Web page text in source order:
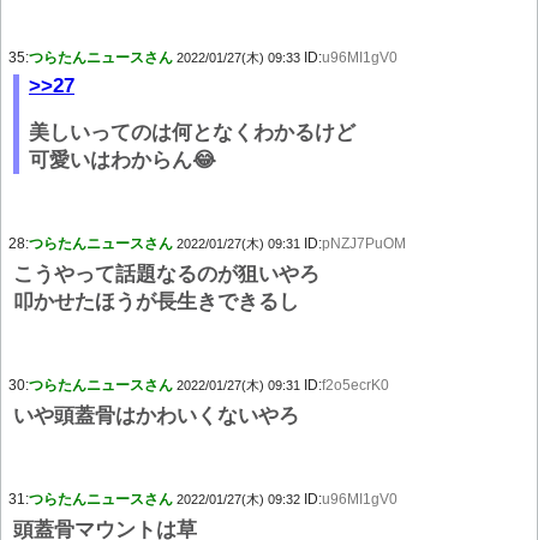
35:つらたんニュースさん 2022/01/27(木) 09:33 ID:u96MI1gV0
>>27
美しいってのは何となくわかるけど
可愛いはわからん😂
28:つらたんニュースさん 2022/01/27(木) 09:31 ID:pNZJ7PuOM
こうやって話題なるのが狙いやろ
叩かせたほうが長生きできるし
30:つらたんニュースさん 2022/01/27(木) 09:31 ID:f2o5ecrK0
いや頭蓋骨はかわいくないやろ
31:つらたんニュースさん 2022/01/27(木) 09:32 ID:u96MI1gV0
頭蓋骨マウントは草